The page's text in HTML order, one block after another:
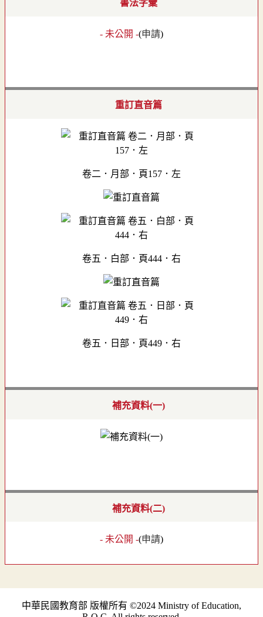
書法字彙
- 未公開 -(申請)
重訂直音篇
卷二．月部．頁157．左
卷五．白部．頁444．右
卷五．日部．頁449．右
補充資料(一)
補充資料(二)
- 未公開 -(申請)
中華民國教育部 版權所有 ©2024 Ministry of Education,